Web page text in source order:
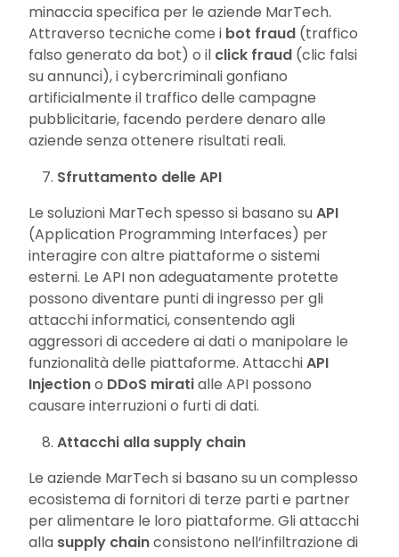
minaccia specifica per le aziende MarTech.
Attraverso tecniche come i bot fraud (traffico
falso generato da bot) o il click fraud (clic falsi
su annunci), i cybercriminali gonfiano
artificialmente il traffico delle campagne
pubblicitarie, facendo perdere denaro alle
aziende senza ottenere risultati reali.
Sfruttamento delle API
Le soluzioni MarTech spesso si basano suAPI
(Application Programming Interfaces) per
interagire con altre piattaforme o sistemi
esterni. Le API non adeguatamente protette
possono diventare punti di ingresso per gli
attacchi informatici, consentendo agli
aggressori di accedere ai dati o manipolare le
funzionalità delle piattaforme. AttacchiAPI
Injectiono DDoS miratialle API possono
causare interruzioni o furti di dati.
Attacchi alla supply chain
Le aziende MarTech si basano su un complesso
ecosistema di fornitori di terze parti e partner
per alimentare le loro piattaforme. Gli attacchi
alla supply chainconsistono nell’infiltrazione di